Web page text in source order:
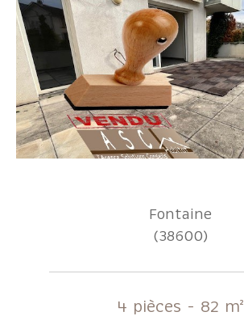
Fontaine
(38600)
4 pièces - 82 m²